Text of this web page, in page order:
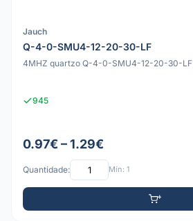
Jauch
Q-4-0-SMU4-12-20-30-LF
4MHZ quartzo Q-4-0-SMU4-12-20-30-LF
945
0.97€ – 1.29€
Quantidade: Mín: 1